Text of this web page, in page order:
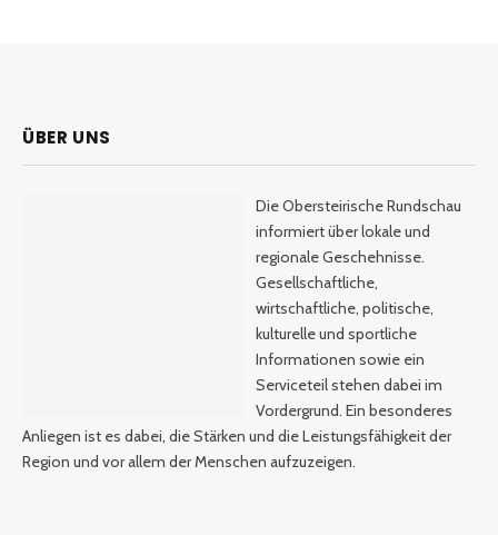
ÜBER UNS
Die Obersteirische Rundschau
informiert über lokale und
regionale Geschehnisse.
Gesellschaftliche,
wirtschaftliche, politische,
kulturelle und sportliche
Informationen sowie ein
Serviceteil stehen dabei im
Vordergrund. Ein besonderes
Anliegen ist es dabei, die Stärken und die Leistungsfähigkeit der
Region und vor allem der Menschen aufzuzeigen.